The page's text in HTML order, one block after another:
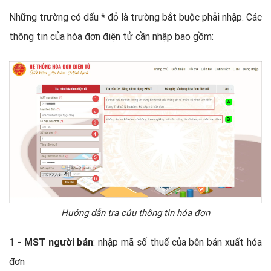
Những trường có dấu * đỏ là trường bắt buộc phải nhập. Các
thông tin của hóa đơn điện tử cần nhập bao gồm:
Hướng dẫn tra cứu thông tin hóa đơn
1 - MST người bán: nhập mã số thuế của bên bán xuất hóa
đơn